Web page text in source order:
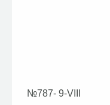
787- 9-VIII